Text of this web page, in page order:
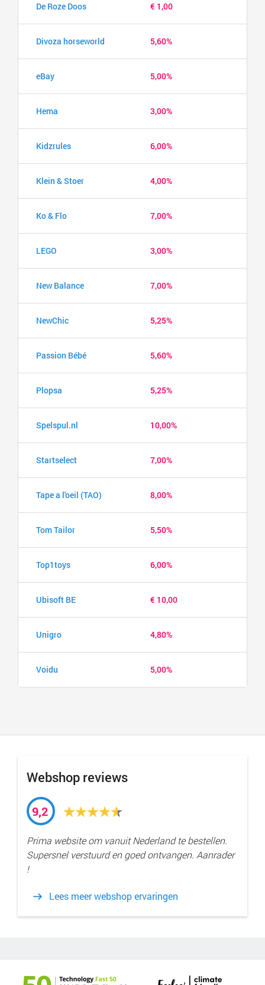
De Roze Doos € 1,00
Divoza horseworld 5,60%
eBay 5,00%
Hema 3,00%
Kidzrules 6,00%
Klein & Stoer 4,00%
Ko & Flo 7,00%
LEGO 3,00%
New Balance 7,00%
NewChic 5,25%
Passion Bébé 5,60%
Plopsa 5,25%
Spelspul.nl 10,00%
Startselect 7,00%
Tape a l'oeil (TAO) 8,00%
Tom Tailor 5,50%
Top1toys 6,00%
Ubisoft BE € 10,00
Unigro 4,80%
Voidu 5,00%
Webshop reviews
9,2
Prima website om vanuit Nederland te bestellen.
Supersnel verstuurd en goed ontvangen. Aanrader
!
Lees meer webshop ervaringen